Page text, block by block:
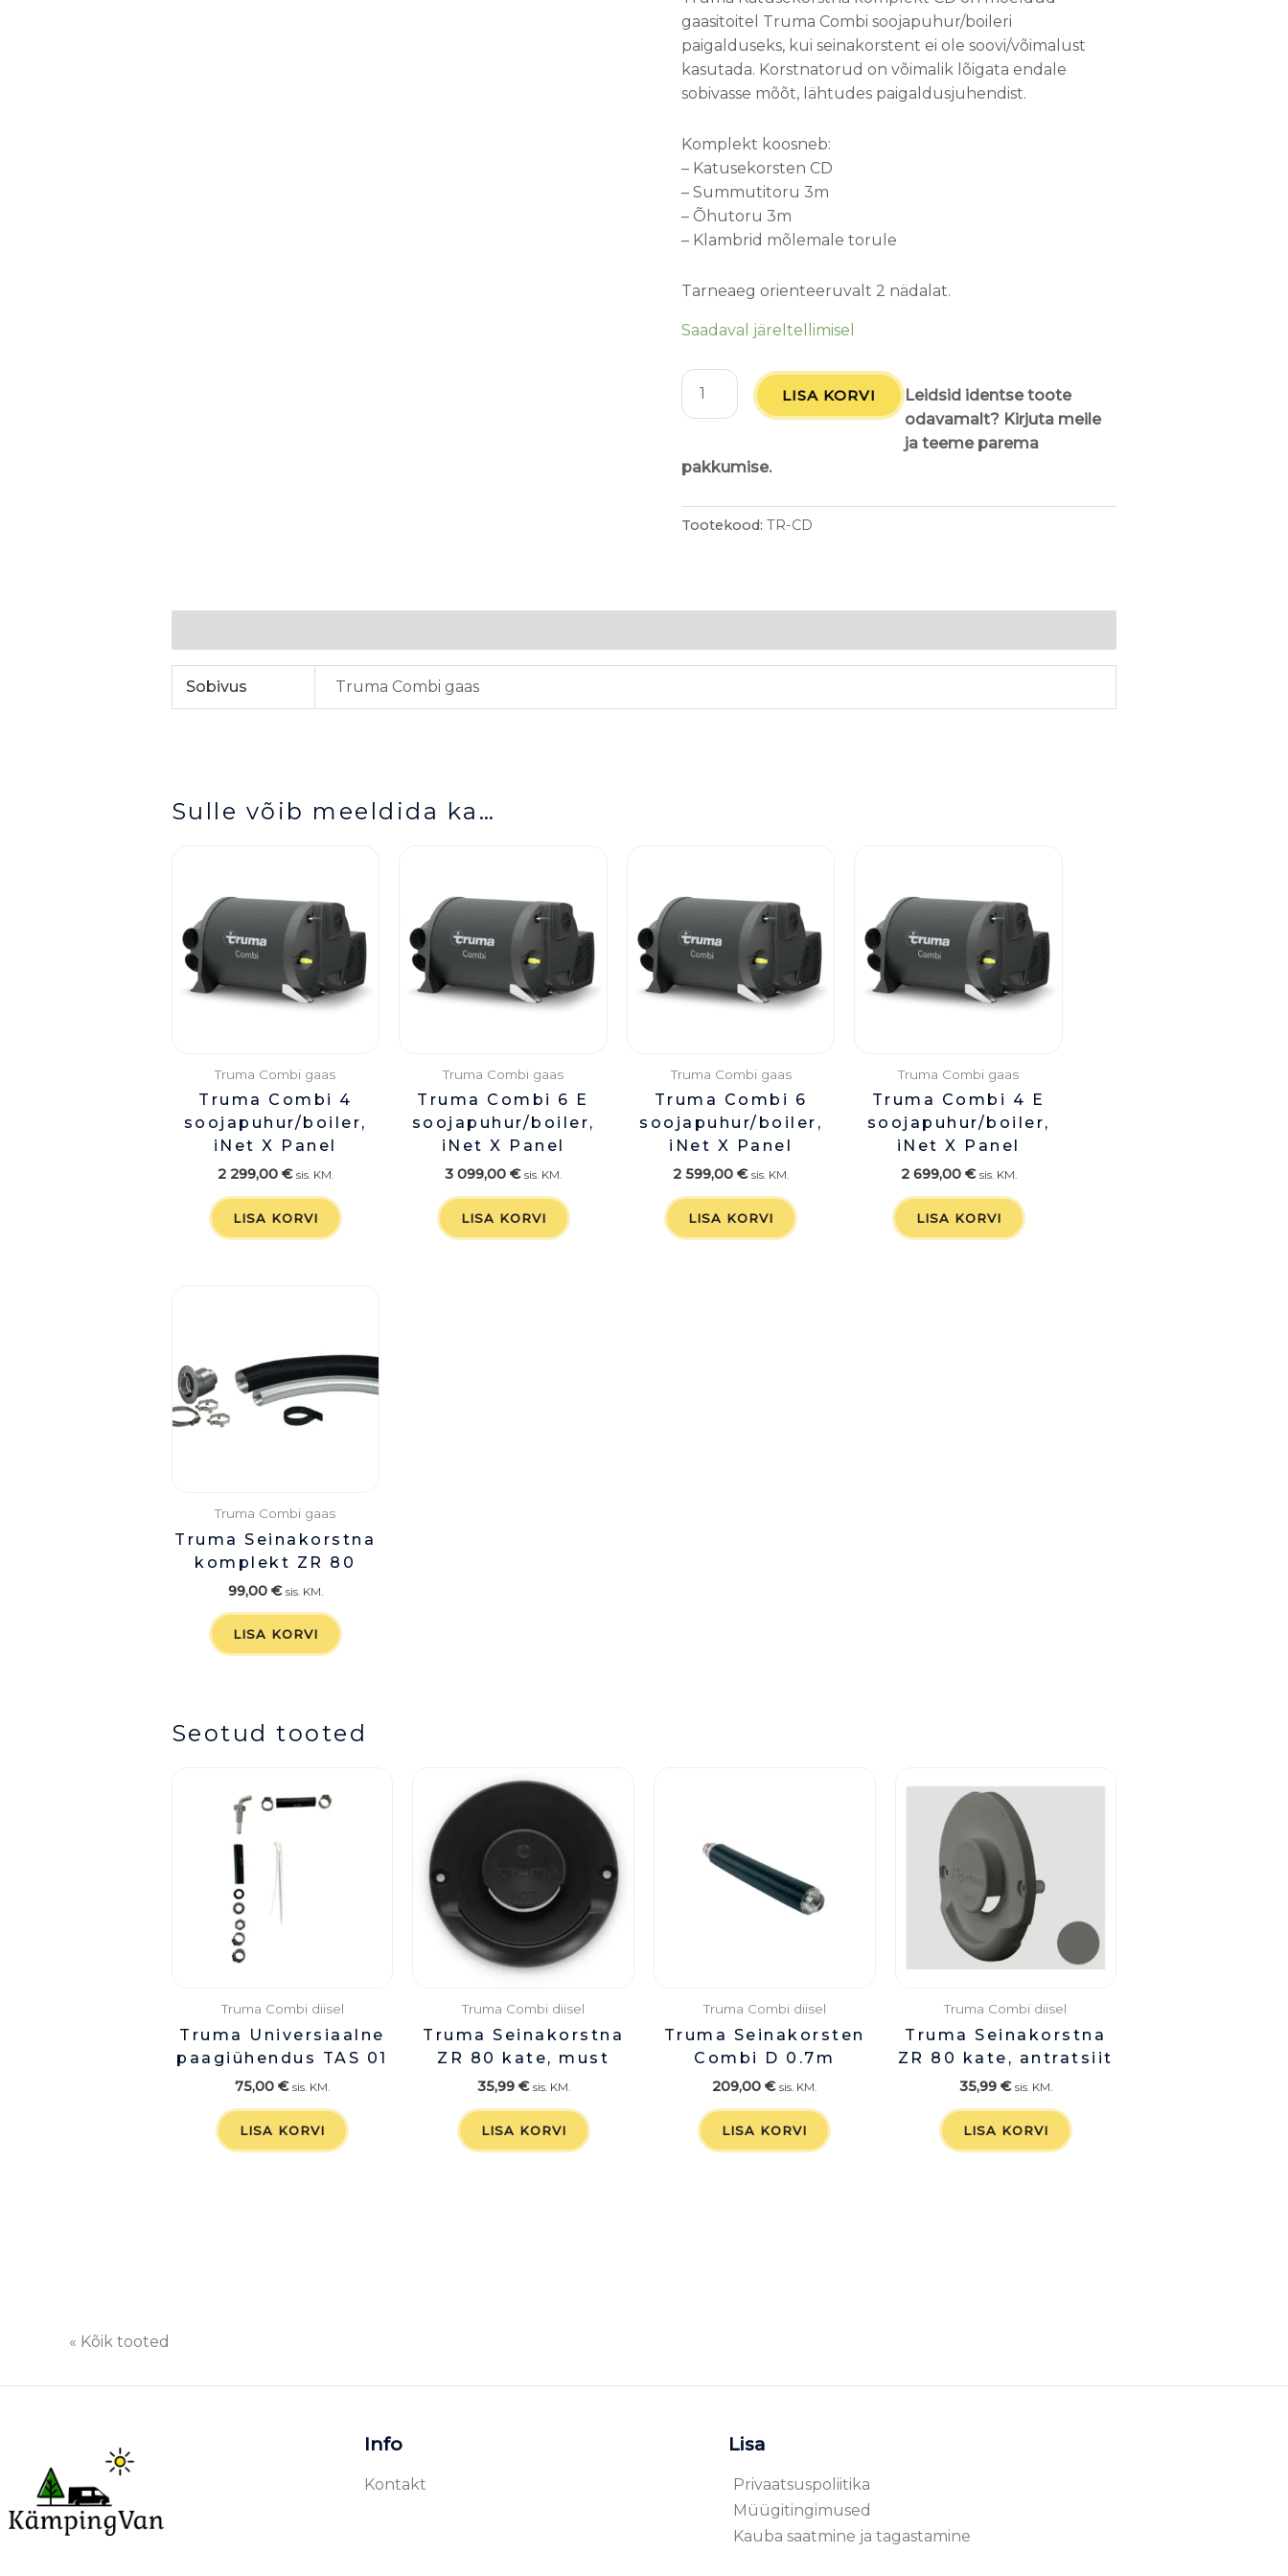
gaasitoitel Truma Combi soojapuhur/boileri
paigalduseks, kui seinakorstent ei ole soovi/võimalust
kasutada. Korstnatorud on võimalik lõigata endale
sobivasse mõõt, lähtudes paigaldusjuhendist.
Komplekt koosneb:
– Katusekorsten CD
– Summutitoru 3m
– Õhutoru 3m
– Klambrid mõlemale torule
Tarneaeg orienteeruvalt 2 nädalat.
Saadaval järeltellimisel
LISA KORVI
Leidsid identse toote
odavamalt? Kirjuta meile
ja teeme parema
pakkumise.
Tootekood:TR-CD
Sobivus Truma Combi gaas
Sulle võib meeldida ka…
Truma Combi gaas
Truma Combi 4
soojapuhur/boiler,
iNet X Panel
2 299,00 € sis. KM.
LISA KORVI
Truma Combi gaas
Truma Combi 6 E
soojapuhur/boiler,
iNet X Panel
3 099,00€ sis. KM.
LISA KORVI
Truma Combi gaas
Truma Combi 6
soojapuhur/boiler,
iNet X Panel
2 599,00€ sis. KM.
LISA KORVI
Truma Combi gaas
Truma Combi 4 E
soojapuhur/boiler,
iNet X Panel
2 699,00 € sis. KM.
LISA KORVI
Truma Combi gaas
Truma Seinakorstna
komplekt ZR 80
99,00 € sis. KM.
LISA KORVI
Seotud tooted
Truma Combi diisel
Truma Universiaalne
paagiühendus TAS 01
75,00€ sis. KM.
LISA KORVI
Truma Combi diisel
Truma Seinakorstna
ZR 80 kate, must
35,99 € sis. KM.
LISA KORVI
Truma Combi diisel
Truma Seinakorsten
Combi D 0.7m
209,00€ sis. KM.
LISA KORVI
Truma Combi diisel
Truma Seinakorstna
ZR 80 kate, antratsiit
35,99 € sis. KM.
LISA KORVI
« Kõik tooted
Info
Kontakt
Lisa
Privaatsuspoliitika
Müügitingimused
Kauba saatmine ja tagastamine